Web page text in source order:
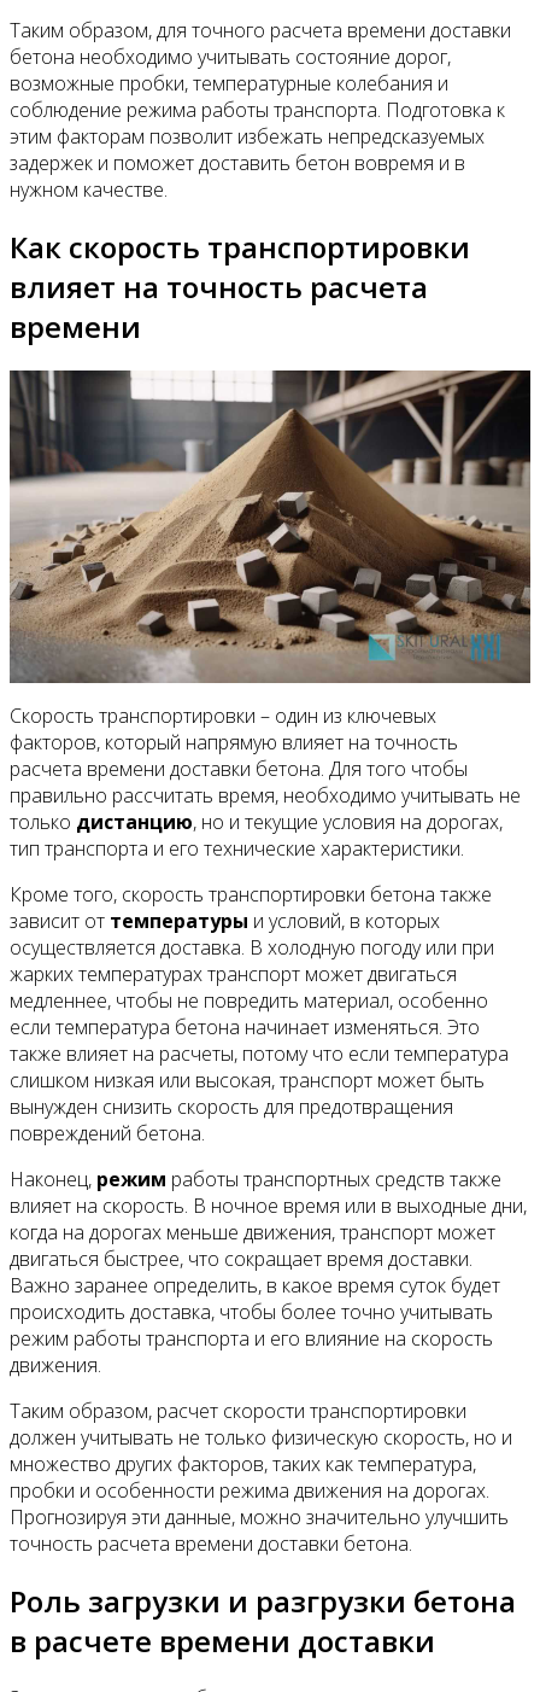
Таким образом, для точного расчета времени доставки
бетона необходимо учитывать состояние дорог,
возможные пробки, температурные колебания и
соблюдение режима работы транспорта. Подготовка к
этим факторам позволит избежать непредсказуемых
задержек и поможет доставить бетон вовремя и в
нужном качестве.
Как скорость транспортировки
влияет на точность расчета
времени
Скорость транспортировки – один из ключевых
факторов, который напрямую влияет на точность
расчета времени доставки бетона. Для того чтобы
правильно рассчитать время, необходимо учитывать не
только дистанцию, но и текущие условия на дорогах,
тип транспорта и его технические характеристики.
Кроме того, скорость транспортировки бетона также
зависит от температуры и условий, в которых
осуществляется доставка. В холодную погоду или при
жарких температурах транспорт может двигаться
медленнее, чтобы не повредить материал, особенно
если температура бетона начинает изменяться. Это
также влияет на расчеты, потому что если температура
слишком низкая или высокая, транспорт может быть
вынужден снизить скорость для предотвращения
повреждений бетона.
Наконец, режим работы транспортных средств также
влияет на скорость. В ночное время или в выходные дни,
когда на дорогах меньше движения, транспорт может
двигаться быстрее, что сокращает время доставки.
Важно заранее определить, в какое время суток будет
происходить доставка, чтобы более точно учитывать
режим работы транспорта и его влияние на скорость
движения.
Таким образом, расчет скорости транспортировки
должен учитывать не только физическую скорость, но и
множество других факторов, таких как температура,
пробки и особенности режима движения на дорогах.
Прогнозируя эти данные, можно значительно улучшить
точность расчета времени доставки бетона.
Роль загрузки и разгрузки бетона
в расчете времени доставки